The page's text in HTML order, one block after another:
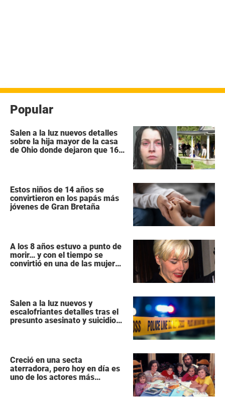
Popular
Salen a la luz nuevos detalles
sobre la hija mayor de la casa
de Ohio donde dejaron que 16
Estos niños de 14 años se
convirtieron en los papás más
jóvenes de Gran Bretaña
A los 8 años estuvo a punto de
morir… y con el tiempo se
convirtió en una de las mujeres
Salen a la luz nuevos y
escalofriantes detalles tras el
presunto asesinato y suicidio
Creció en una secta
aterradora, pero hoy en día es
uno de los actores más